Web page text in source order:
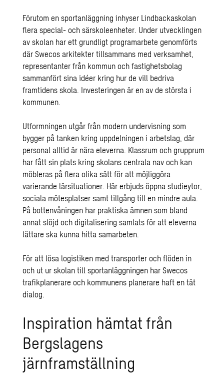
Förutom en sportanläggning inhyser Lindbackaskolan
flera special- och särskoleenheter. Under utvecklingen
av skolan har ett grundligt programarbete genomförts
där Swecos arkitekter tillsammans med verksamhet,
representanter från kommun och fastighetsbolag
sammanfört sina idéer kring hur de vill bedriva
framtidens skola. Investeringen är en av de största i
kommunen.
Utformningen utgår från modern undervisning som
bygger på tanken kring uppdelningen i arbetslag, där
personal alltid är nära eleverna. Klassrum och grupprum
har fått sin plats kring skolans centrala nav och kan
möbleras på flera olika sätt för att möjliggöra
varierande lärsituationer. Här erbjuds öppna studieytor,
sociala mötesplatser samt tillgång till en mindre aula.
På bottenvåningen har praktiska ämnen som bland
annat slöjd och digitalisering samlats för att eleverna
lättare ska kunna hitta samarbeten.
För att lösa logistiken med transporter och flöden in
och ut ur skolan till sportanläggningen har Swecos
trafikplanerare och kommunens planerare haft en tät
dialog.
Inspiration hämtat från
Bergslagens
järnframställning